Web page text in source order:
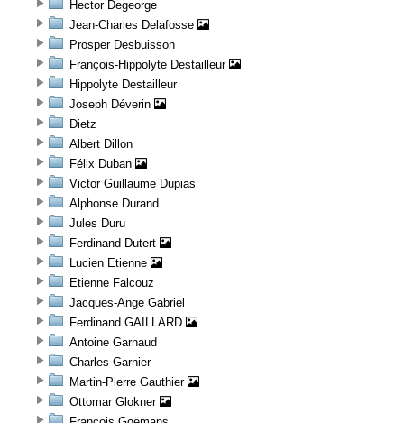
Hector Degeorge
Jean-Charles Delafosse
Prosper Desbuisson
François-Hippolyte Destailleur
Hippolyte Destailleur
Joseph Déverin
Dietz
Albert Dillon
Félix Duban
Victor Guillaume Dupias
Alphonse Durand
Jules Duru
Ferdinand Dutert
Lucien Etienne
Etienne Falcouz
Jacques-Ange Gabriel
Ferdinand GAILLARD
Antoine Garnaud
Charles Garnier
Martin-Pierre Gauthier
Ottomar Glokner